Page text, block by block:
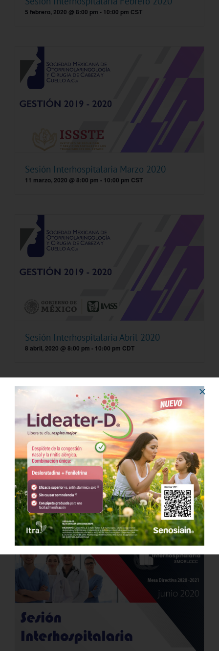
5 febrero, 2020 @ 8:00 pm - 10:00 pm CST
Sesión Interhospitalaria Marzo 2020
11 marzo, 2020 @ 8:00 pm - 10:00 pm CST
Sesión Interhospitalaria Abril 2020
8 abril, 2020 @ 8:00 pm - 10:00 pm CDT
Sesión Interhospitalaria Mayo 2020
13 mayo, 2020 @ 8:00 pm-10:00 pmCDT